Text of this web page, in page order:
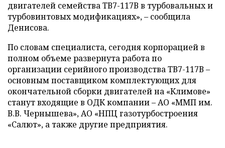
двигателей семейства ТВ7-117В в турбовальных и
турбовинтовых модификациях», – сообщила
Денисова.
По словам специалиста, сегодня корпорацией в
полном объеме развернута работа по
организации серийного производства ТВ7-117В –
основным поставщиком комплектующих для
окончательной сборки двигателей на «Климове»
станут входящие в ОДК компании – АО «ММП им.
В.В. Чернышева», АО «НПЦ газотурбостроения
«Салют», а также другие предприятия.